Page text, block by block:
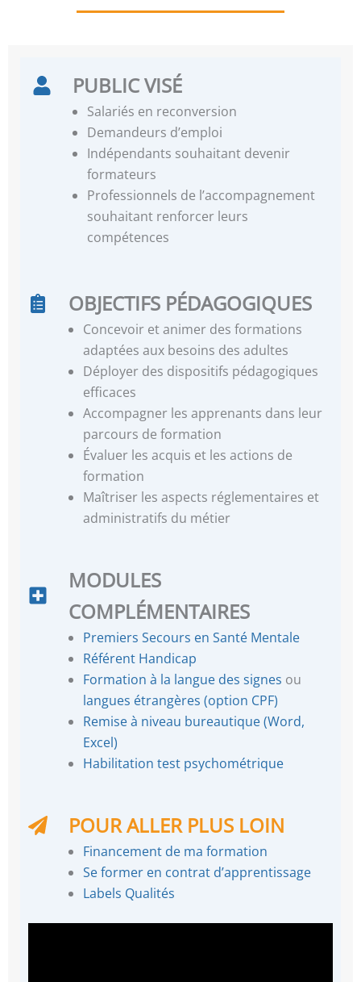
PUBLIC VISÉ
Salariés en reconversion
Demandeurs d’emploi
Indépendants souhaitant devenir
formateurs
Professionnels de l’accompagnement
souhaitant renforcer leurs
compétences
OBJECTIFS PÉDAGOGIQUES
Concevoir et animer des formations
adaptées aux besoins des adultes
Déployer des dispositifs pédagogiques
efficaces
Accompagner les apprenants dans leur
parcours de formation
Évaluer les acquis et les actions de
formation
Maîtriser les aspects réglementaires et
administratifs du métier
MODULES
COMPLÉMENTAIRES
Premiers Secours en Santé Mentale
Référent Handicap
Formation à la langue des signes ou
langues étrangères (option CPF)
Remise à niveau bureautique (Word,
Excel)
Habilitation test psychométrique
POUR ALLER PLUS LOIN
Financement de ma formation
Se former en contrat d’apprentissage
Labels Qualités